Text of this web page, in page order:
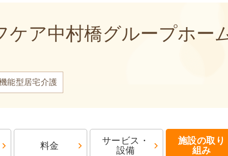
ケア中村橋グループホー
能型居宅介護
料金
サービス・
設備
施設の取り
組み